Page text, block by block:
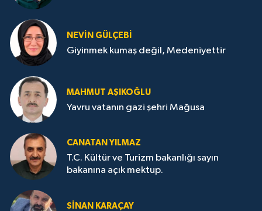
NEVİN GÜLÇEBİ
Giyinmek kumaş değil, Medeniyettir
MAHMUT AŞIKOĞLU
Yavru vatanın gazi şehri Mağusa
CANATAN YILMAZ
T.C. Kültür ve Turizm bakanlığı sayın
bakanına açık mektup.
SİNAN KARAÇAY